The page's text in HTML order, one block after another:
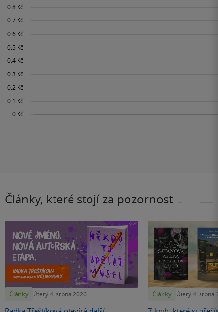
Články, které stojí za pozornost
Články Úterý 4. srpna 2026 Články Úterý 4. srpna